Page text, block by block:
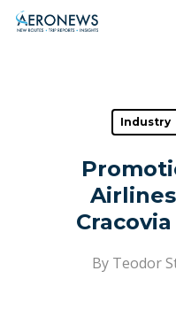
Hit enter to
Industry
By Teodor